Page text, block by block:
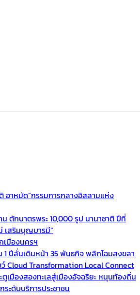
อาหมัด”กรรมการกลางอิสลามแห่ง
ตักบาตรพระ 10,000 รูป นานาชาติ ปีที่
เสริมบุญบารมี”
เมืองนครฯ
1 ปีลั่นเดินหน้า 35 พันธกิจ พลิกโฉมสงขลา
ว์ Cloud Transformation Local Connect
เมืองสองทะเลสู่เมืองอัจฉริยะ หนุนท้องถิ่น
ระดับบริการประชาชน